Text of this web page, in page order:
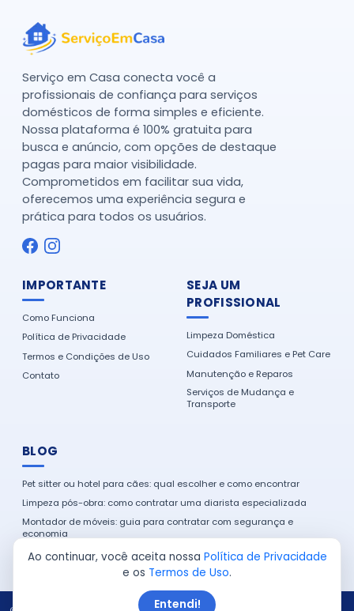
Serviço em Casa conecta você a
profissionais de confiança para serviços
domésticos de forma simples e eficiente.
Nossa plataforma é 100% gratuita para
busca e anúncio, com opções de destaque
pagas para maior visibilidade.
Comprometidos em facilitar sua vida,
oferecemos uma experiência segura e
prática para todos os usuários.
IMPORTANTE
Como Funciona
Política de Privacidade
Termos e Condições de Uso
Contato
SEJA UM
PROFISSIONAL
Limpeza Doméstica
Cuidados Familiares e Pet Care
Manutenção e Reparos
Serviços de Mudança e
Transporte
BLOG
Pet sitter ou hotel para cães: qual escolher e como encontrar
Limpeza pós-obra: como contratar uma diarista especializada
Montador de móveis: guia para contratar com segurança e
economia
Como encontrar um eletricista de confiança na sua cidade
Ao continuar, você aceita nossa Política de Privacidade
e os Termos de Uso.
Entendi!